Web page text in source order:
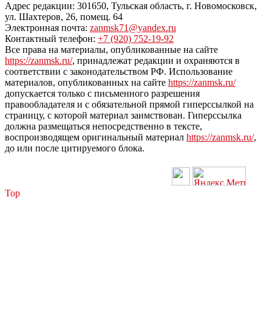
Адрес редакции: 301650, Тульская область, г. Новомосковск,
ул. Шахтеров, 26, помещ. 64
Электронная почта: zanmsk71@yandex.ru
Контактный телефон: +7 (920) 752-19-92
Все права на материалы, опубликованные на сайте
https://zanmsk.ru/, принадлежат редакции и охраняются в
соответствии с законодательством РФ. Использование
материалов, опубликованных на сайте https://zanmsk.ru/
допускается только с письменного разрешения
правообладателя и с обязательной прямой гиперссылкой на
страницу, с которой материал заимствован. Гиперссылка
должна размещаться непосредственно в тексте,
воспроизводящем оригинальный материал https://zanmsk.ru/,
до или после цитируемого блока.
Top